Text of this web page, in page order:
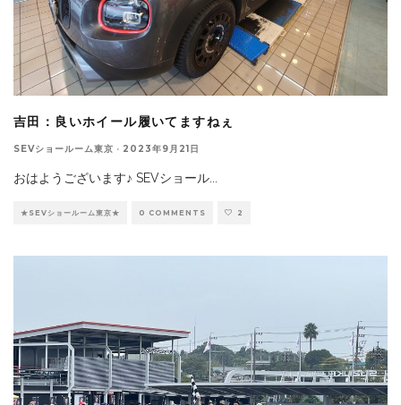
吉田：良いホイール履いてますねぇ
SEVショールーム東京 · 2023年9月21日
おはようございます♪ SEVショール
★SEVショールーム東京★ 0 COMMENTS 2